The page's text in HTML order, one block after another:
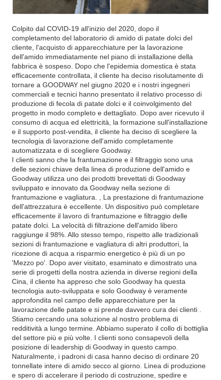
Colpito dal COVID-19 all'inizio del 2020, dopo il
completamento del laboratorio di amido di patate dolci del
cliente, l'acquisto di apparecchiature per la lavorazione
dell'amido immediatamente nel piano di installazione della
fabbrica è sospeso. Dopo che l'epidemia domestica è stata
efficacemente controllata, il cliente ha deciso risolutamente di
tornare a GOODWAY nel giugno 2020 e i nostri ingegneri
commerciali e tecnici hanno presentato il relativo processo di
produzione di fecola di patate dolci e il coinvolgimento del
progetto in modo completo e dettagliato. Dopo aver ricevuto il
consumo di acqua ed elettricità, la formazione sull'installazione
e il supporto post-vendita, il cliente ha deciso di scegliere la
tecnologia di lavorazione dell'amido completamente
automatizzata e di scegliere Goodway.
I clienti sanno che la frantumazione e il filtraggio sono una
delle sezioni chiave della linea di produzione dell'amido e
Goodway utilizza uno dei prodotti brevettati di Goodway
sviluppato e innovato da Goodway nella sezione di
frantumazione e vagliatura. , La prestazione di frantumazione
dell'attrezzatura è eccellente. Un dispositivo può completare
efficacemente il lavoro di frantumazione e filtraggio delle
patate dolci. La velocità di filtrazione dell'amido libero
raggiunge il 98%. Allo stesso tempo, rispetto alle tradizionali
sezioni di frantumazione e vagliatura di altri produttori, la
ricezione di acqua a risparmio energetico è più di un po
'Mezzo po'. Dopo aver visitato, esaminato e dimostrato una
serie di progetti della nostra azienda in diverse regioni della
Cina, il cliente ha appreso che solo Goodway ha questa
tecnologia auto-sviluppata e solo Goodway è veramente
approfondita nel campo delle apparecchiature per la
lavorazione delle patate e si prende davvero cura dei clienti .
Stiamo cercando una soluzione al nostro problema di
redditività a lungo termine. Abbiamo superato il collo di bottiglia
del settore più e più volte. I clienti sono consapevoli della
posizione di leadership di Goodway in questo campo.
Naturalmente, i padroni di casa hanno deciso di ordinare 20
tonnellate intere di amido secco al giorno. Linea di produzione
e spero di accelerare il periodo di costruzione, spedire e